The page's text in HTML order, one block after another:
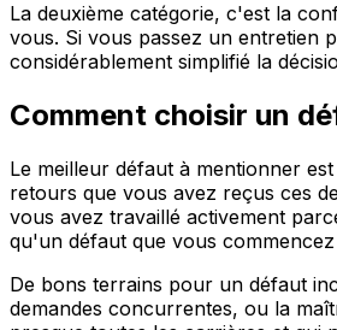
La deuxième catégorie, c'est la
vous. Si vous passez un entretien
considérablement simplifié la
Comment choisir un
Le meilleur défaut à mentionner
retours que vous avez reçus ces
vous avez travaillé activement
qu'un défaut que vous
De bons terrains pour un défaut
demandes concurrentes, ou la